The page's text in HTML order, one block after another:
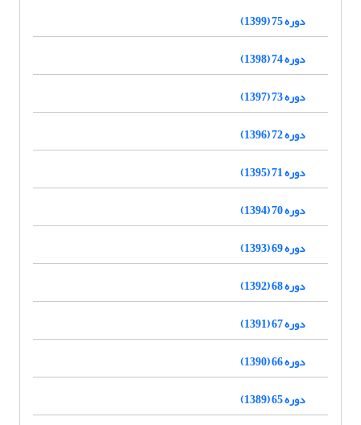
دوره 75 (1399)
دوره 74 (1398)
دوره 73 (1397)
دوره 72 (1396)
دوره 71 (1395)
دوره 70 (1394)
دوره 69 (1393)
دوره 68 (1392)
دوره 67 (1391)
دوره 66 (1390)
دوره 65 (1389)